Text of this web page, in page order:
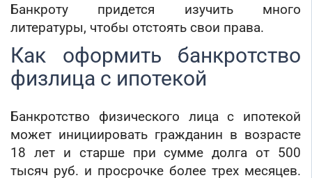
Банкроту придется изучить много
литературы, чтобы отстоять свои права.
Как оформить банкротство
физлица с ипотекой
Банкротство физического лица с ипотекой
может инициировать гражданин в возрасте
18 лет и старше при сумме долга от 500
тысяч руб. и просрочке более трех месяцев.